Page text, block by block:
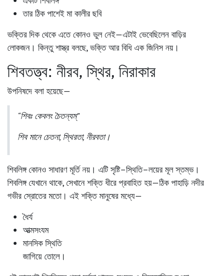
তার ঠিক পাশেই মা কালীর ছবি
ভক্তির দিক থেকে এতে কোনও ভুল নেই—এটাই ভেবেছিলেন বাড়ির
লোকজন। কিন্তু শাস্ত্র বলছে, ভক্তি আর বিধি এক জিনিস নয় ।
শিবতত্ত্ব: নীরব, স্থির, নিরাকার
উপনিষদে বলা হয়েছে—
“শিবঃ কেবলং চৈতন্যম্”
শিব মানে চেতনা, স্থিরতা, নীরবতা।
শিবলিঙ্গ কোনও সাধারণ মূর্তি নয়। এটি সৃষ্টি–স্থিতি–লয়ের মূল স্তম্ভ।
শিবলিঙ্গ যেখানে থাকে, সেখানে শক্তি ধীরে প্রবাহিত হয়—ঠিক পাহাড়ি নদীর
গভীর স্রোতের মতো। এই শক্তি মানুষের মধ্যে—
ধৈর্য
আত্মসংযম
মানসিক স্থিতি
জাগিয়ে তোলে।